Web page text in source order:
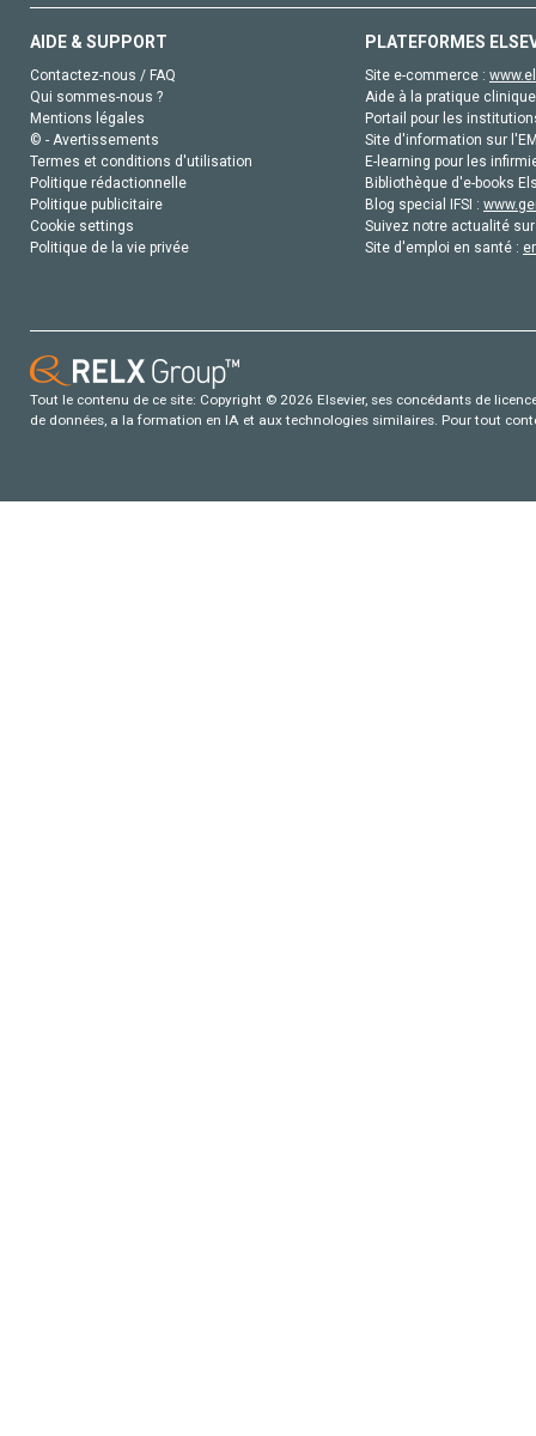
AIDE & SUPPORT
Contactez-nous / FAQ
Qui sommes-nous ?
Mentions légales
© - Avertissements
Termes et conditions d'utilisation
Politique rédactionnelle
Politique publicitaire
Cookie settings
Politique de la vie privée
PLATEFORMES
Site e-commerce :
Aide à la pratique
Portail pour les
Site d'information sur
E-learning pour les
Bibliothèque d'e-books
Blog special IFSI :
Suivez notre actualité
Site d'emploi en santé :
Tout le contenu de ce site: Copyright © 2026 Elsevier, ses concédants de
de données, a la formation en IA et aux technologies similaires. Pour tout